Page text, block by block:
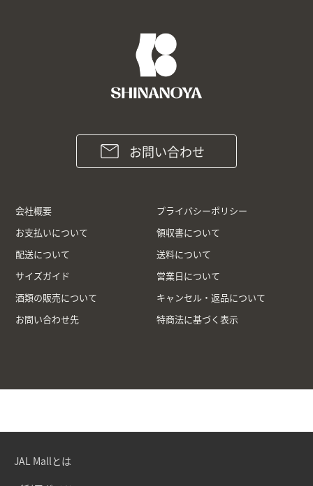
お問い合わせ
会社概要
プライバシーポリシー
お支払いについて
領収書について
配送について
送料について
サイズガイド
営業日について
酒類の販売について
キャンセル・返品について
お問い合わせ先
特商法に基づく表示
JAL Mallとは